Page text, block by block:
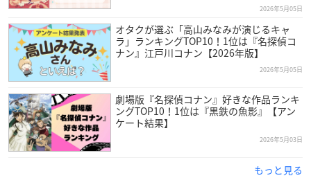
2026年5月05日
オタクが選ぶ「高山みなみが演じるキャ
ラ」ランキングTOP10！1位は『名探偵コ
ナン』江戸川コナン【2026年版】
2026年5月05日
劇場版『名探偵コナン』好きな作品ランキ
ングTOP10！1位は『黒鉄の魚影』【アン
ケート結果】
2026年5月03日
もっと見る